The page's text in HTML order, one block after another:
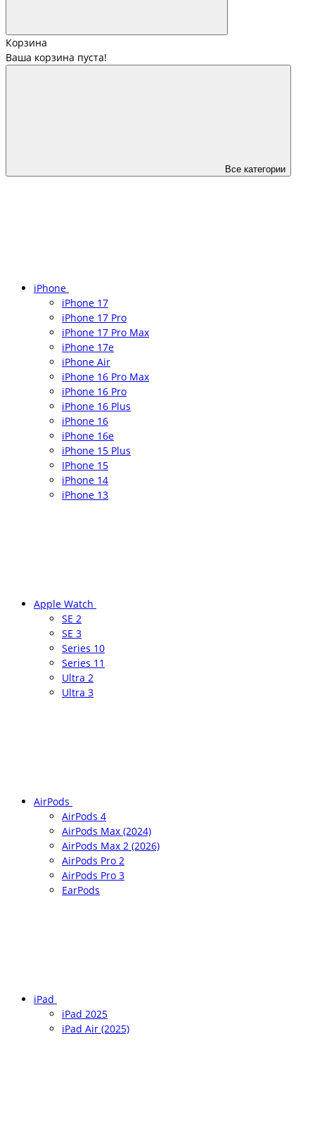
Корзина
Ваша корзина пуста!
Все категории
iPhone
iPhone 17
iPhone 17 Pro
iPhone 17 Pro Max
iPhone 17e
iPhone Air
iPhone 16 Pro Max
iPhone 16 Pro
iPhone 16 Plus
iPhone 16
iPhone 16e
iPhone 15 Plus
IPhone 15
iPhone 14
iPhone 13
Apple Watch
SE 2
SE 3
Series 10
Series 11
Ultra 2
Ultra 3
AirPods
AirPods 4
AirPods Max (2024)
AirPods Max 2 (2026)
AirPods Pro 2
AirPods Pro 3
EarPods
iPad
iPad 2025
iPad Air (2025)